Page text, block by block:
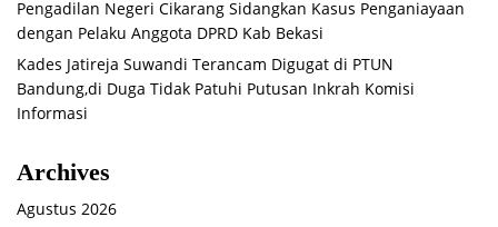
Pengadilan Negeri Cikarang Sidangkan Kasus Penganiayaan
dengan Pelaku Anggota DPRD Kab Bekasi
Kades Jatireja Suwandi Terancam Digugat di PTUN
Bandung,di Duga Tidak Patuhi Putusan Inkrah Komisi
Informasi
Archives
Agustus 2026